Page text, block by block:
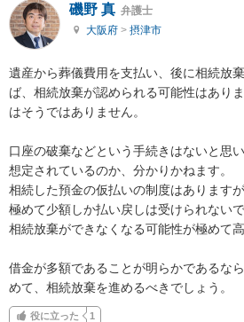
磯野 真 弁護士
大阪府 > 摂津市
遺産から葬儀費用を支払い、後に相続放
ば、相続放棄が認められる可能性はあり
はそうではありません。
口座の破棄などという手続きはないと思
想定されているのか、分かりかねます。
相続した預金の仮払いの制度はあります
極めて少額しか払い戻しは受けられない
相続放棄ができなくなる可能性が極めて高
借金が多額であることが明らかであるな
めて、相続放棄を進めるべきでしょう。
役に立った 1